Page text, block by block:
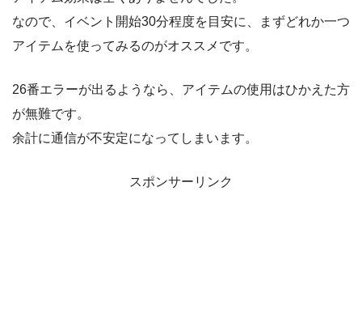
なので、イベント開始30分程度を目安に、まずどれか一つ
アイテムを使ってみるのがオススメです。
26番エラーが出るようなら、アイテムの使用はひかえた方
が無難です。
余計に通信が不安定になってしまいます。
スポンサーリンク